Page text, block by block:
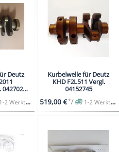
Deutz
1-2 Werktage
Kurbelwelle für Deutz
KHD F2L511 Vergl.
04152745
519,00 €*/ 1-2 Werktage